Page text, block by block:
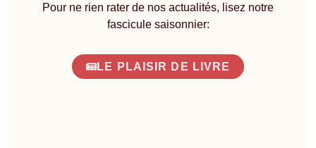
Pour ne rien rater de nos actualités, lisez notre
fascicule saisonnier:
LE PLAISIR DE LIVRE